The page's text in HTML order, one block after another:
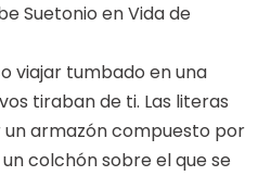
Suetonio en Vida de
viajar tumbado en una
tiraban de ti. Las literas
armazón compuesto por
colchón sobre el que se